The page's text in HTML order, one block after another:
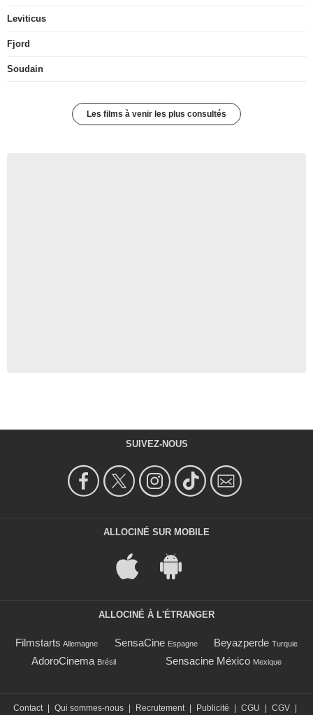
Leviticus
Fjord
Soudain
Les films à venir les plus consultés
SUIVEZ-NOUS
ALLOCINÉ SUR MOBILE
ALLOCINÉ À L'ÉTRANGER
Filmstarts Allemagne SensaCine Espagne Beyazperde Turquie
AdoroCinema Brésil Sensacine México Mexique
Contact Qui sommes-nous Recrutement Publicité CGU CGV